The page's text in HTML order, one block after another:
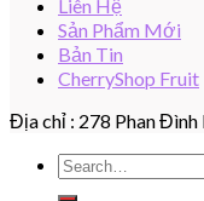
Liên Hệ
Sản Phẩm Mới
Bản Tin
CherryShop Fruit
Địa chỉ : 278 Phan Đình
Search
for: